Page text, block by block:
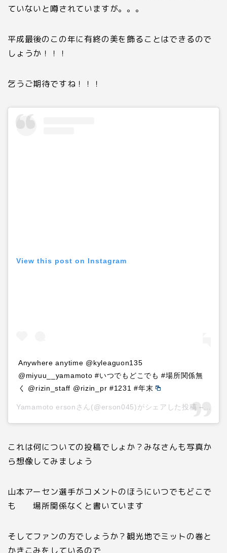
ていないと噂されていますが。。。
平成最後のこの年に有終の美を飾ることはできるので
しょうか！！！
乞うご期待ですね！！！
View this post on Instagram
Anywhere anytime @kyleaguon135
@miyuu__yamamoto #いつでもどこでも #場所関係無
く @rizin_staff @rizin_pr #1231 #年末
Yamamoto ersonさん(@erson045)がシェアした投稿 –2018
これは何についての投稿でしょか？みなさんも写真か
ら想像してみましょう
山本アーセン選手がコメントのほうにいつでもどこで
も 場所関係なくと書いています
そしてファンの方でしょうか？観光地でミットの巻と
かきこみをしているので